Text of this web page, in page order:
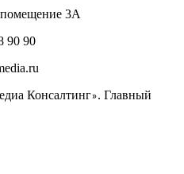
3А
90 90
Консалтинг». Главный